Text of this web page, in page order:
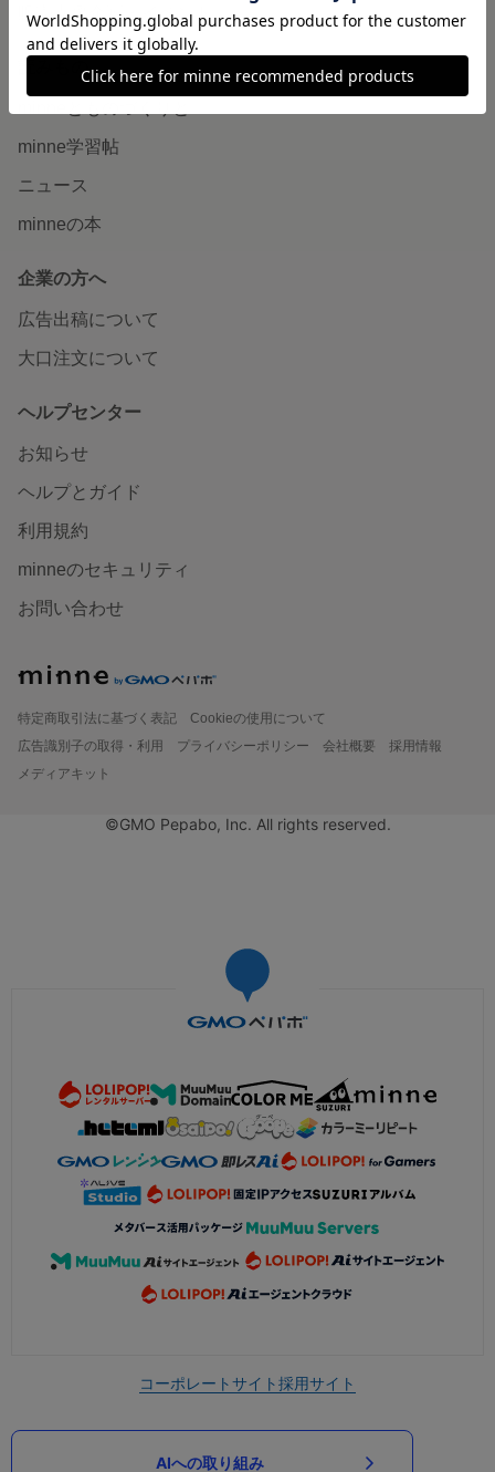
販売支援企画・イベント
読みもの
minne学習帖
ニュース
minneの本
企業の方へ
広告出稿について
大口注文について
ヘルプセンター
お知らせ
ヘルプとガイド
利用規約
minneのセキュリティ
お問い合わせ
特定商取引法に基づく表記
Cookieの使用について
広告識別子の取得・利用
プライバシーポリシー 会社概要
採用情報
メディアキット
©GMO Pepabo, Inc. All rights reserved.
コーポレートサイト採用サイト
AIへの取り組み